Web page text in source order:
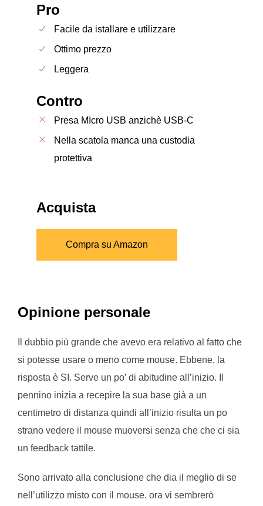
Pro
Facile da istallare e utilizzare
Ottimo prezzo
Leggera
Contro
Presa MIcro USB anzichè USB-C
Nella scatola manca una custodia
protettiva
Acquista
Compra su Amazon
Opinione personale
Il dubbio più grande che avevo era relativo al fatto che
si potesse usare o meno come mouse. Ebbene, la
risposta è SI. Serve un po’ di abitudine all’inizio. Il
pennino inizia a recepire la sua base già a un
centimetro di distanza quindi all’inizio risulta un po
strano vedere il mouse muoversi senza che che ci sia
un feedback tattile.
Sono arrivato alla conclusione che dia il meglio di se
nell’utilizzo misto con il mouse. ora vi sembrerò